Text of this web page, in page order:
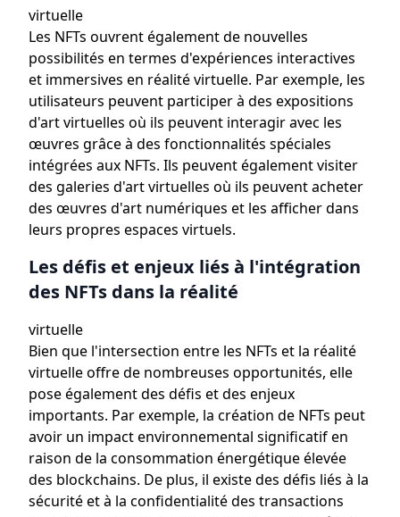
virtuelle
Les NFTs ouvrent également de nouvelles
possibilités en termes d'expériences interactives
et immersives en réalité virtuelle. Par exemple, les
utilisateurs peuvent participer à des expositions
d'art virtuelles où ils peuvent interagir avec les
œuvres grâce à des fonctionnalités spéciales
intégrées aux NFTs. Ils peuvent également visiter
des galeries d'art virtuelles où ils peuvent acheter
des œuvres d'art numériques et les afficher dans
leurs propres espaces virtuels.
Les défis et enjeux liés à l'intégration
des NFTs dans la réalité
virtuelle
Bien que l'intersection entre les NFTs et la réalité
virtuelle offre de nombreuses opportunités, elle
pose également des défis et des enjeux
importants. Par exemple, la création de NFTs peut
avoir un impact environnemental significatif en
raison de la consommation énergétique élevée
des blockchains. De plus, il existe des défis liés à la
sécurité et à la confidentialité des transactions